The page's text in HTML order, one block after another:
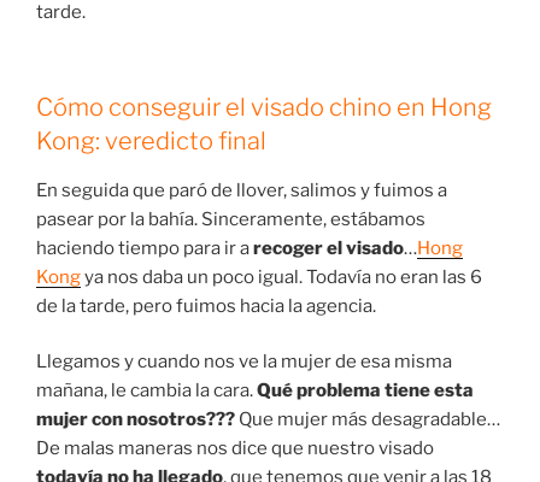
tarde.
Cómo conseguir el visado chino en Hong
Kong: veredicto final
En seguida que paró de llover, salimos y fuimos a
pasear por la bahía. Sinceramente, estábamos
haciendo tiempo para ir arecoger el visado…Hong
Kongya nos daba un poco igual. Todavía no eran las 6
de la tarde, pero fuimos hacia la agencia.
Llegamos y cuando nos ve la mujer de esa misma
mañana, le cambia la cara.Qué problema tiene esta
mujer con nosotros??? Que mujer más desagradable…
De malas maneras nos dice que nuestro visado
todavía no ha llegado, que tenemos que venir a las 18